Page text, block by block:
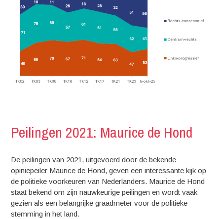
Peilingen 2021: Maurice de Hond
De peilingen van 2021, uitgevoerd door de bekende
opiniepeiler Maurice de Hond, geven een interessante kijk op
de politieke voorkeuren van Nederlanders. Maurice de Hond
staat bekend om zijn nauwkeurige peilingen en wordt vaak
gezien als een belangrijke graadmeter voor de politieke
stemming in het land.